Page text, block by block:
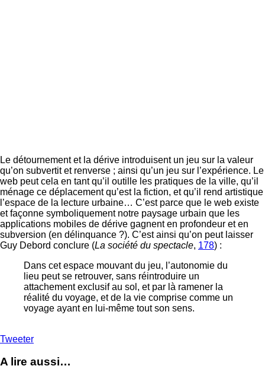
Le détournement et la dérive introduisent un jeu sur la valeur
qu’on subvertit et renverse ; ainsi qu’un jeu sur l’expérience. Le
web peut cela en tant qu’il outille les pratiques de la ville, qu’il
ménage ce déplacement qu’est la fiction, et qu’il rend artistique
l’espace de la lecture urbaine… C’est parce que le web existe
et façonne symboliquement notre paysage urbain que les
applications mobiles de dérive gagnent en profondeur et en
subversion (en délinquance ?). C’est ainsi qu’on peut laisser
Guy Debord conclure (La société du spectacle, 178) :
Dans cet espace mouvant du jeu, l’autonomie du
lieu peut se retrouver, sans réintroduire un
attachement exclusif au sol, et par là ramener la
réalité du voyage, et de la vie comprise comme un
voyage ayant en lui-même tout son sens.
Tweeter
A lire aussi…